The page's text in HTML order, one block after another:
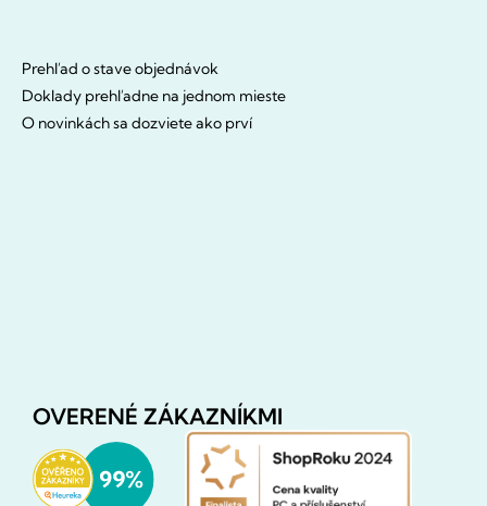
Prehľad o stave objednávok
Doklady prehľadne na jednom mieste
O novinkách sa dozviete ako prví
OVERENÉ ZÁKAZNÍKMI